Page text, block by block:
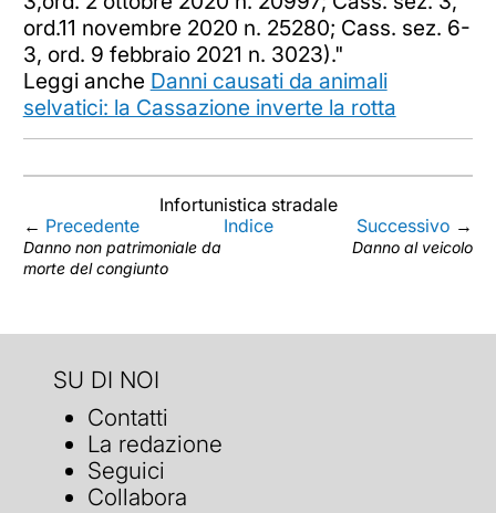
ord.11 novembre 2020 n. 25280; Cass. sez. 6-
3, ord. 9 febbraio 2021 n. 3023)."
Leggi anche Danni causati da animali
selvatici: la Cassazione inverte la rotta
Infortunistica stradale
← Precedente
Danno non patrimoniale da
morte del congiunto
Indice Successivo →
Danno al veicolo
SU DI NOI
Contatti
La redazione
Seguici
Collabora